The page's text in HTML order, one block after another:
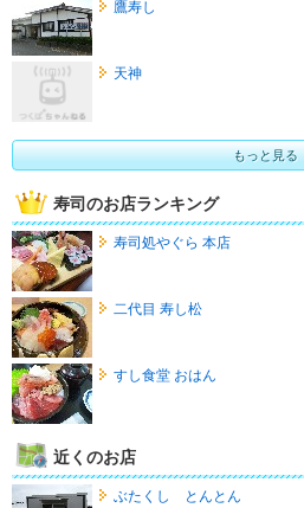
鷹寿し
天神
もっと見る
寿司のお店ランキング
寿司処やぐら 本店
二代目 寿し松
すし食堂 おはん
近くのお店
ぶたくし とんとん